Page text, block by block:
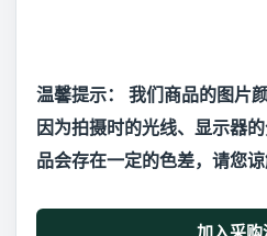
温馨提示： 我们商品的图片
因为拍摄时的光线、显示器
品会存在一定的色差，请您谅